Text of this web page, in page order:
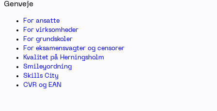
Genveje
For ansatte
For virksomheder
For grundskoler
For eksamensvagter og censorer
Kvalitet på Herningsholm
Smileyordning
Skills City
CVR og EAN